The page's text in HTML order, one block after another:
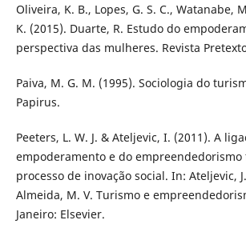
Oliveira, K. B., Lopes, G. S. C., Watanabe,
K. (2015). Duarte, R. Estudo do
perspectiva das mulheres. Revista
Paiva, M. G. M. (1995). Sociologia do
Papirus.
Peeters, L. W. J. & Ateljevic, I. (2011). A
empoderamento e do empreendedorismo
processo de inovação social. In: Ateljevic,
Almeida, M. V. Turismo e
Janeiro: Elsevier.